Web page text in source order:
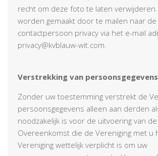
recht om deze foto te laten verwijderen.
worden gemaakt door te mailen naar de
contactpersoon privacy via het e-mail
privacy@kvblauw-wit.com.
Verstrekking van
Zonder uw toestemming verstrekt de
persoonsgegevens alleen aan derden
noodzakelijk is voor de uitvoering van de
Overeenkomst die de Vereniging met u
Vereniging wettelijk verplicht is om uw